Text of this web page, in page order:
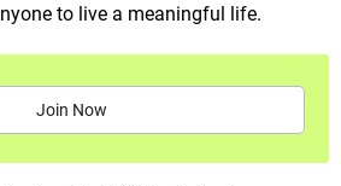
to live a meaningful life.
Join Now